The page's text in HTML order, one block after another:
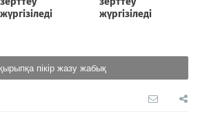
пікір жазу жабық